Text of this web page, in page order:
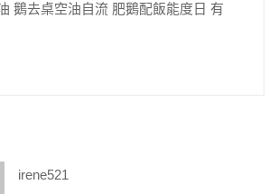
鵝去桌空油自流 肥鵝配飯能度日 有
irene521